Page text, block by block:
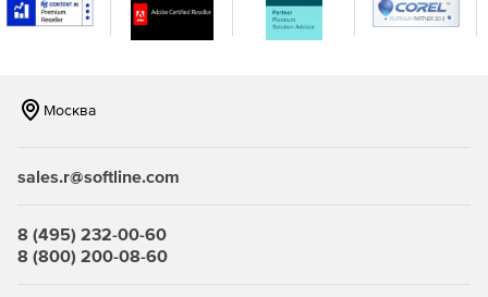
Москва
sales.r@softline.com
8 (495) 232-00-60
8 (800) 200-08-60